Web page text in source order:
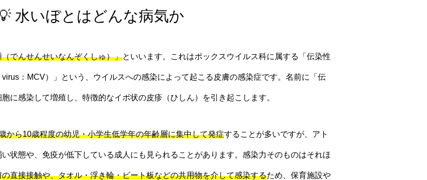
水いぼとはどんな病気か
でんせんせいなんぞくしゅ）」といいます。これはポックスウイルス科に属する「伝染性
：MCV）」という、ウイルスへの感染によって起こる皮膚の感染症です。名前に「伝
に感染して増殖し、特徴的なイボ状の皮疹（ひしん）を引き起こします。
から10歳程度の幼児・小学生低学年の年齢層に集中して発症することが多いですが、アト
状態や、免疫が低下している成人にも見られることがあります。感染力そのものはそれほ
直接接触や、タオル・浮き輪・ビート板などの共用物を介して感染するため、保育施設や